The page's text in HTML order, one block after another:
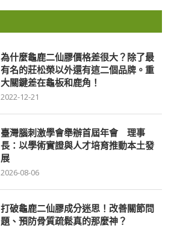
為什麼龜鹿二仙膠價格差很大？除了最
有名的莊松榮以外還有這二個品牌。重
大關鍵差在龜板和鹿角！
2022-12-21
臺灣腦刺激學會舉辦首屆年會 理事
長：以學術實證與人才培育推動本土發
展
2026-08-06
打破龜鹿二仙膠成分迷思！改善關節問
題、預防骨質疏鬆真的那麼神？